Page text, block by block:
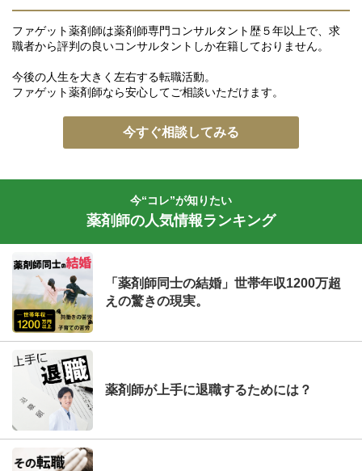
ファゲット薬剤師は薬剤師専門コンサルタント歴５年以上で、求
職者から評判の良いコンサルタントしか在籍しておりません。
今後の人生を大きく左右する転職活動。
ファゲット薬剤師なら安心してご相談いただけます。
今すぐ相談してみる
今“コレ”が知りたい
薬剤師の人気情報ランキング
「薬剤師同士の結婚」世帯年収1200万超
えの驚きの現実。
薬剤師が上手に退職するためには？